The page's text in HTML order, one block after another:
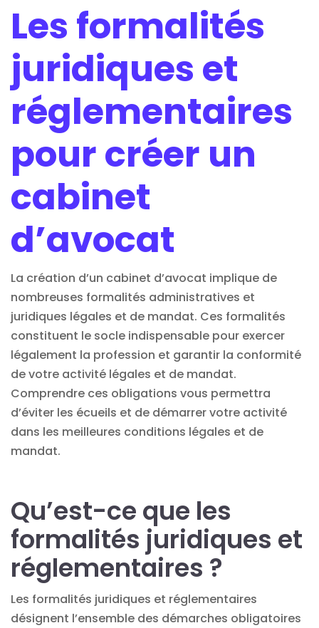
Les formalités
juridiques et
réglementaires
pour créer un
cabinet
d’avocat
La création d’un cabinet d’avocat implique de
nombreuses formalités administratives et
juridiques légales et de mandat. Ces formalités
constituent le socle indispensable pour exercer
légalement la profession et garantir la conformité
de votre activité légales et de mandat.
Comprendre ces obligations vous permettra
d’éviter les écueils et de démarrer votre activité
dans les meilleures conditions légales et de
mandat.
Qu’est-ce que les
formalités juridiques et
réglementaires ?
Les formalités juridiques et réglementaires
désignent l’ensemble des démarches obligatoires